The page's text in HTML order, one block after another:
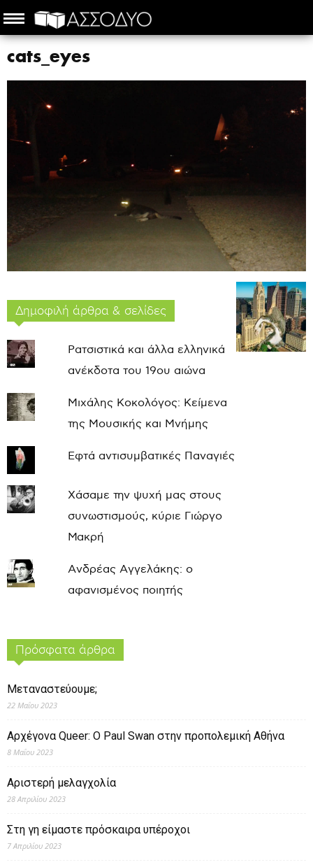
cats_eyes
Δημοφιλή άρθρα & σελίδες
Ρατσιστικά και άλλα ελληνικά
ανέκδοτα του 19ου αιώνα
Μιχάλης Κοκολόγος: Κείμενα
της Μουσικής και Μνήμης
Εφτά αντισυμβατικές Παναγιές
Χάσαμε την ψυχή μας στους
συνωστισμούς, κύριε Γιώργο
Μακρή
Ανδρέας Αγγελάκης: ο
αφανισμένος ποιητής
Πρόσφατα άρθρα
Μεταναστεύουμε;
22 Μαΐου 2023
Αρχέγονα Queer: O Paul Swan στην προπολεμική Αθήνα
8 Μαΐου 2023
Αριστερή μελαγχολία
28 Απριλίου 2023
Στη γη είμαστε πρόσκαιρα υπέροχοι
7 Απριλίου 2023